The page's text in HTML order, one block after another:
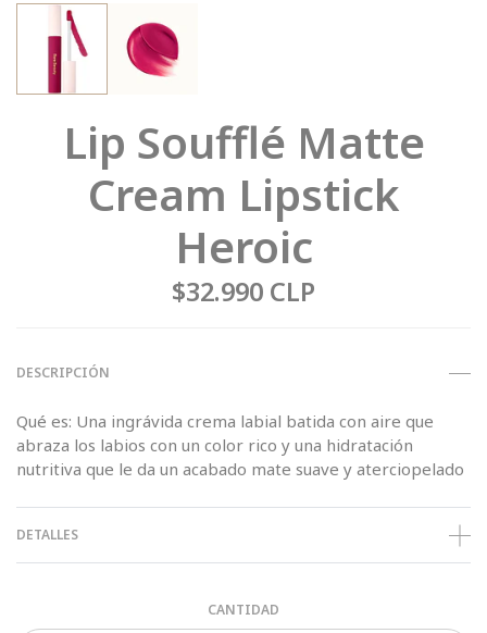
Lip Soufflé Matte
Cream Lipstick
Heroic
$32.990 CLP
DESCRIPCIÓN
Qué es: Una ingrávida crema labial batida con aire que
abraza los labios con un color rico y una hidratación
nutritiva que le da un acabado mate suave y aterciopelado
DETALLES
CANTIDAD